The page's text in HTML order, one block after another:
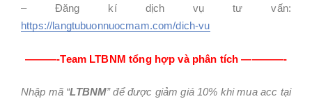
– Đăng kí dịch vụ tư vấn:
https://langtubuonnuocmam.com/dich-vu
———-Team LTBNM tổng hợp và phân tích ————-
Nhập mã “LTBNM” để được giảm giá 10% khi mua acc tại